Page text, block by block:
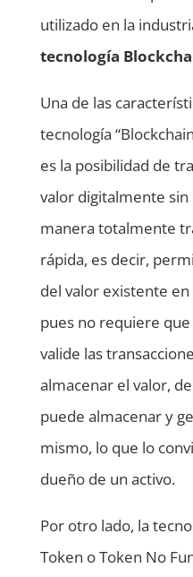
utilizado en la
tecnología
Una de las
tecnología
es la posibilidad de
valor digitalmente
manera totalmente
rápida, es decir,
del valor existente
pues no requiere
valide las
almacenar el valor,
puede almacenar y
mismo, lo que lo
dueño de un activo.
Por otro lado, la
Token o Token No